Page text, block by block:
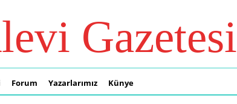
Gazetesi
Forum Yazarlarımız Künye